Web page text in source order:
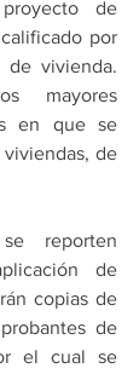
de
por
vivienda.
mayores
en que se
de
reporten
de
copias de
de
el cual se